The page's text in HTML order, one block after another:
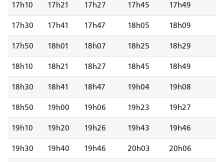
17h10 17h21 17h27 17h45 17h49
17h30 17h41 17h47 18h05 18h09
17h50 18h01 18h07 18h25 18h29
18h10 18h21 18h27 18h45 18h49
18h30 18h41 18h47 19h04 19h08
18h50 19h00 19h06 19h23 19h27
19h10 19h20 19h26 19h43 19h46
19h30 19h40 19h46 20h03 20h06